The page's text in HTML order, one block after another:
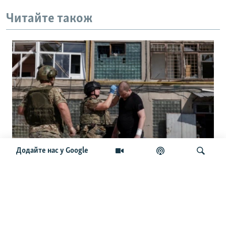
Додайте нас у Google
Читайте також